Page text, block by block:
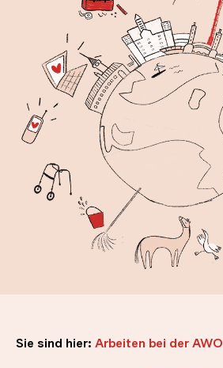
Sie sind hier: Arbeiten bei der AWO